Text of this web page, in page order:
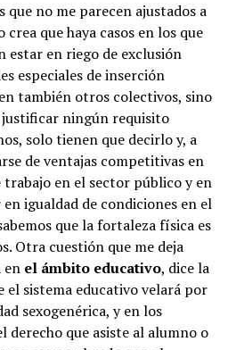
que no me parecen ajustados a
que haya casos en los que
estar en riego de exclusión
especiales de inserción
también otros colectivos, sino
ningún requisito
solo tienen que decirlo y, a
de ventajas competitivas en
trabajo en el sector público y en
igualdad de condiciones en el
que la fortaleza física es
Otra cuestión que me deja
en el ámbito educativo, dice la
el sistema educativo velará por
sexogenérica, y en los
derecho que asiste al alumno o